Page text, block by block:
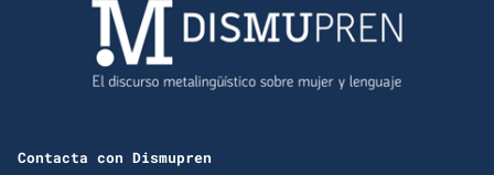
Contacta con Dismupren